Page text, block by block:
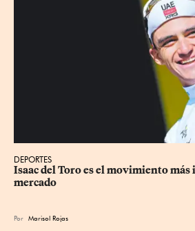
DEPORTES
Isaac del Toro es el movimiento
mercado
Por Marisol Rojas